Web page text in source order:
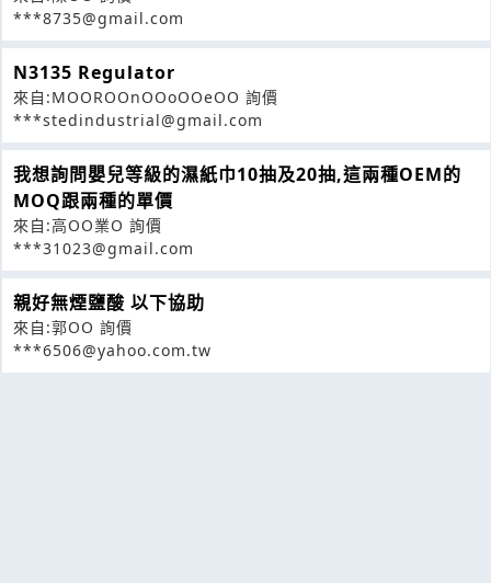
***8735@gmail.com
N3135 Regulator
來自:MOOROOnOOoOOeOO 詢價
***stedindustrial@gmail.com
我想詢問嬰兒等級的濕紙巾10抽及20抽,這兩種OEM的
MOQ跟兩種的單價
來自:高OO業O 詢價
***31023@gmail.com
親好無煙鹽酸 以下協助
來自:郭OO 詢價
***6506@yahoo.com.tw